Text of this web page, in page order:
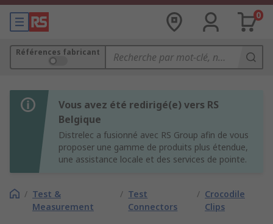
0
Références fabricant
Vous avez été redirigé(e) vers RS
Belgique
Distrelec a fusionné avec RS Group afin de vous
proposer une gamme de produits plus étendue,
une assistance locale et des services de pointe.
/ Test &
Measurement
/ Test
Connectors
/ Crocodile
Clips